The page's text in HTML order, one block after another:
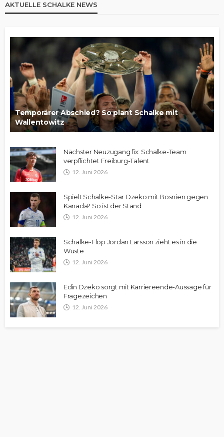
AKTUELLE SCHALKE NEWS
Temporärer Abschied? So plant Schalke mit
Wallentowitz
Nächster Neuzugang fix: Schalke-Team
verpflichtet Freiburg-Talent
12. Juni 2026
Spielt Schalke-Star Dzeko mit Bosnien gegen
Kanada? So ist der Stand
12. Juni 2026
Schalke-Flop Jordan Larsson zieht es in die
Wüste
12. Juni 2026
Edin Dzeko sorgt mit Karriereende-Aussage für
Fragezeichen
12. Juni 2026